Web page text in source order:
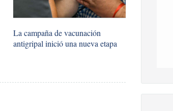
La campaña de vacunación
antigripal inició una nueva etapa